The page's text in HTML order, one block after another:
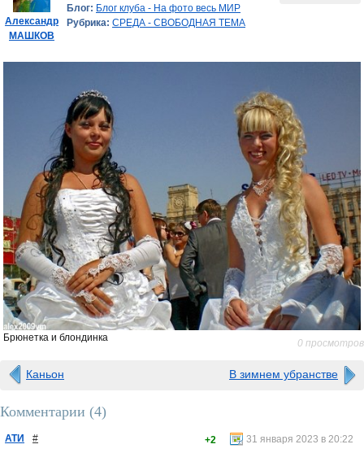
Александр
МАШКОВ
Блог: Блог клуба - На фото весь МИР
Рубрика: СРЕДА - СВОБОДНАЯ ТЕМА
Брюнетка и блондинка 0 просмотров
Каньон В зимнем убранстве
Комментарии (4)
АТИ # 31 января 2023 в 20:22
+2